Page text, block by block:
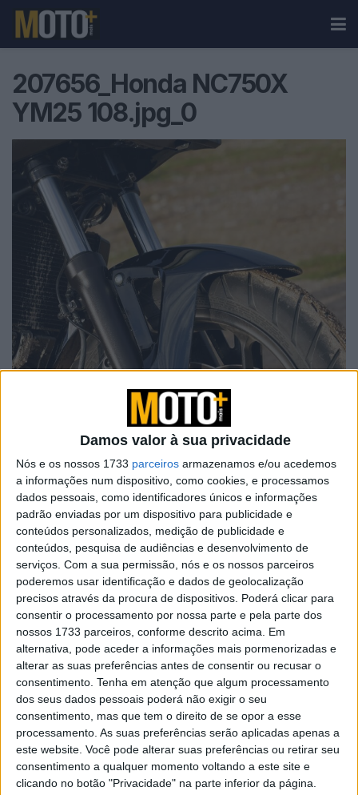
Damos valor à sua privacidade
Nós e os nossos 1733 parceiros armazenamos e/ou acedemos
a informações num dispositivo, como cookies, e processamos
dados pessoais, como identificadores únicos e informações
padrão enviadas por um dispositivo para publicidade e
conteúdos personalizados, medição de publicidade e
conteúdos, pesquisa de audiências e desenvolvimento de
serviços. Com a sua permissão, nós e os nossos parceiros
poderemos usar identificação e dados de geolocalização
precisos através da procura de dispositivos. Poderá clicar para
consentir o processamento por nossa parte e pela parte dos
nossos 1733 parceiros, conforme descrito acima. Em
alternativa, pode aceder a informações mais pormenorizadas e
alterar as suas preferências antes de consentir ou recusar o
consentimento. Tenha em atenção que algum processamento
dos seus dados pessoais poderá não exigir o seu
consentimento, mas que tem o direito de se opor a esse
processamento. As suas preferências serão aplicadas apenas a
este website. Você pode alterar suas preferências ou retirar seu
consentimento a qualquer momento voltando a este site e
clicando no botão "Privacidade" na parte inferior da página.
207656_Honda NC750X
YM25 108.jpg_0
Tendências Comentários Novidades
KTM muda oficialmente de nome
15 JANEIRO, 2026
Top 10 – As dez melhores protagonistas da